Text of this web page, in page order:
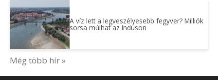
A víz lett a legveszélyesebb fegyver? Milliók
sorsa múlhat az Induson
Még több hír »